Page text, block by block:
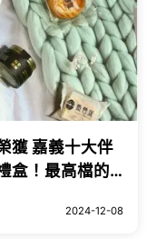
獲 嘉義十大伴
盒！最高檔的
2024-12-08